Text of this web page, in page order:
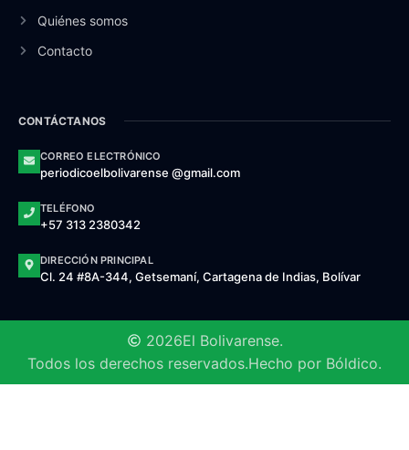
Quiénes somos
Contacto
CONTÁCTANOS
CORREO ELECTRÓNICO
periodicoelbolivarense @gmail.com
TELÉFONO
+57 313 2380342
DIRECCIÓN PRINCIPAL
Cl. 24 #8A-344, Getsemaní, Cartagena de Indias, Bolívar
2026El Bolivarense.
Todos los derechos reservados.Hecho por Bóldico.